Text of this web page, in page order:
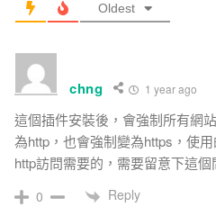
Oldest
chng 1 year ago
這個插件安裝後，會強制所有網
為http，也會強制變為https，使
http訪問需要的，需要留意下這個
0 Reply